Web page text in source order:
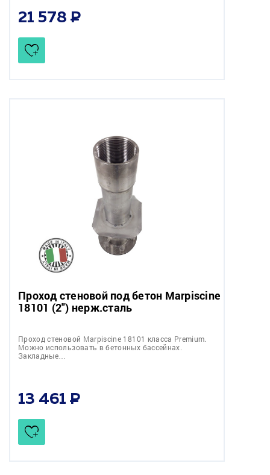
21 578
Проход стеновой под бетон Marpiscine
18101 (2") нерж.сталь
Проход стеновой Marpiscine 18101 класса Premium.
Можно использовать в бетонных бассейнах.
Закладные…
13 461